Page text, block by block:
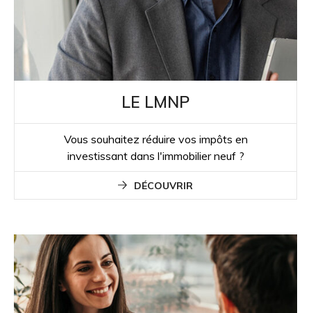
LE LMNP
Vous souhaitez réduire vos impôts en
investissant dans l'immobilier neuf ?
DÉCOUVRIR